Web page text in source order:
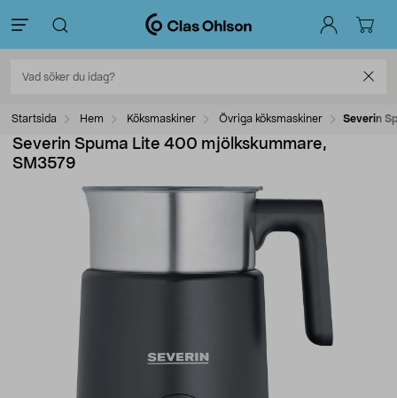
Startsida Hem Köksmaskiner Övriga köksmaskiner Severin
Severin Spuma Lite 400 mjölkskummare,
SM3579